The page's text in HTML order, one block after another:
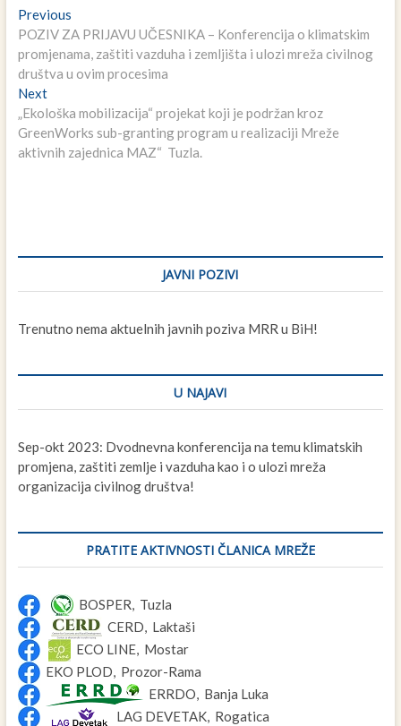
Navigacija
članaka
PreviousPrevious
post:
POZIV ZA PRIJAVU UČESNIKA – Konferencija o klimatskim
promjenama, zaštiti vazduha i zemljišta i ulozi mreža civilnog
društva u ovim procesima
NextNext
post:
„Ekološka mobilizacija“ projekat koji je podržan kroz
GreenWorks sub-granting program u realizaciji Mreže
aktivnih zajednica MAZ“ Tuzla.
JAVNI POZIVI
Trenutno nema aktuelnih javnih poziva MRR u BiH!
U NAJAVI
Sep-okt 2023: Dvodnevna konferencija na temu klimatskih
promjena, zaštiti zemlje i vazduha kao i o ulozi mreža
organizacija civilnog društva!
PRATITE AKTIVNOSTI ČLANICA MREŽE
BOSPER, Tuzla
CERD, Laktaši
ECO LINE, Mostar
EKO PLOD, Prozor-Rama
ERRDO, Banja Luka
LAG DEVETAK, Rogatica